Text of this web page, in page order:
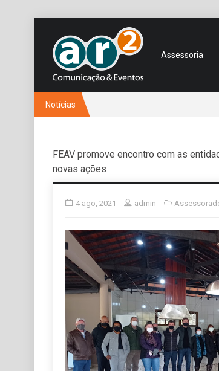
Assessoria
Notícias
FEAV promove encontro com as
novas ações
4 ago, 2021 admin